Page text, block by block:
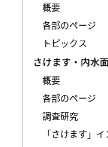
概要
各部のページ
トピックス
さけます・内水
概要
各部のページ
調査研究
「さけます」